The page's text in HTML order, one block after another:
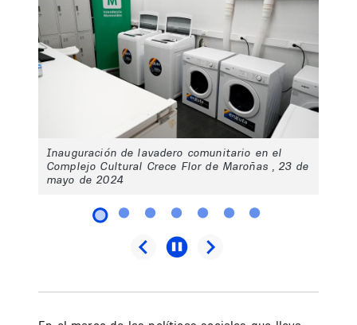
Inauguración de lavadero comunitario en el
Complejo Cultural Crece Flor de Maroñas , 23 de
mayo de 2024